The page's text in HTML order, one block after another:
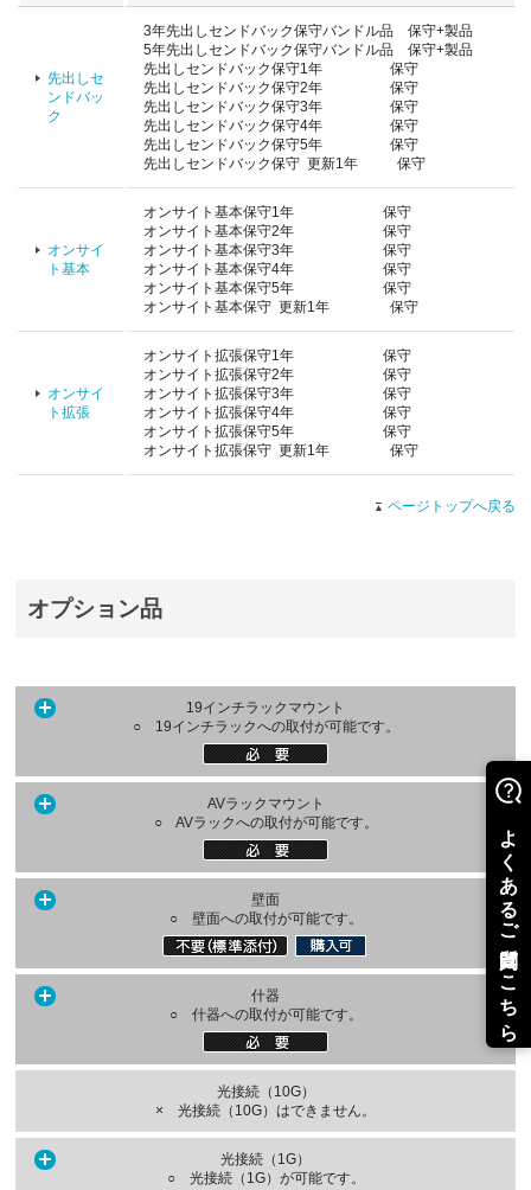
先出しセ
ンドバッ
ク
3年先出しセンドバック保守バンドル品 保守+製品
5年先出しセンドバック保守バンドル品 保守+製品
先出しセンドバック保守1年 保守
先出しセンドバック保守2年 保守
先出しセンドバック保守3年 保守
先出しセンドバック保守4年 保守
先出しセンドバック保守5年 保守
先出しセンドバック保守 更新1年 保守
オンサイ
ト基本
オンサイト基本保守1年 保守
オンサイト基本保守2年 保守
オンサイト基本保守3年 保守
オンサイト基本保守4年 保守
オンサイト基本保守5年 保守
オンサイト基本保守 更新1年 保守
オンサイ
ト拡張
オンサイト拡張保守1年 保守
オンサイト拡張保守2年 保守
オンサイト拡張保守3年 保守
オンサイト拡張保守4年 保守
オンサイト拡張保守5年 保守
オンサイト拡張保守 更新1年 保守
ページトップへ戻る
オプション品
19インチラックマウント
○ 19インチラックへの取付が可能です。
AVラックマウント
○ AVラックへの取付が可能です。
壁面
○ 壁面への取付が可能です。
什器
○ 什器への取付が可能です。
光接続（10G）
× 光接続（10G）はできません。
光接続（1G）
○ 光接続（1G）が可能です。